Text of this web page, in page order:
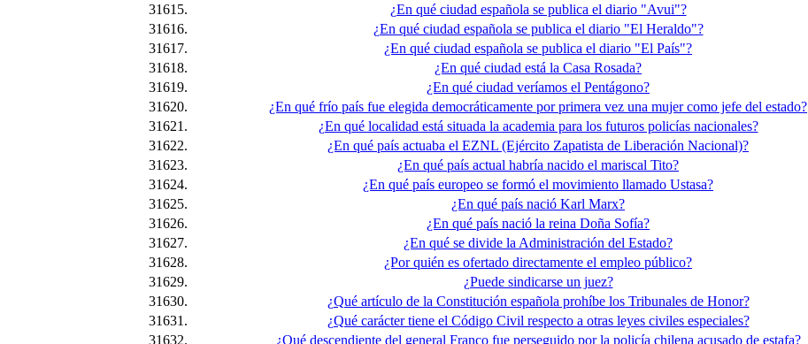
31615.
¿En qué ciudad española se publica el diario "Avui"?
31616.
¿En qué ciudad española se publica el diario "El Heraldo"?
31617.
¿En qué ciudad española se publica el diario "El País"?
31618.
¿En qué ciudad está la Casa Rosada?
31619.
¿En qué ciudad veríamos el Pentágono?
31620.
¿En qué frío país fue elegida democráticamente por primera vez una mujer como jefe del estado?
31621.
¿En qué localidad está situada la academia para los futuros policías nacionales?
31622.
¿En qué país actuaba el EZNL (Ejército Zapatista de Liberación Nacional)?
31623.
¿En qué país actual habría nacido el mariscal Tito?
31624.
¿En qué país europeo se formó el movimiento llamado Ustasa?
31625.
¿En qué país nació Karl Marx?
31626.
¿En qué país nació la reina Doña Sofía?
31627.
¿En qué se divide la Administración del Estado?
31628.
¿Por quién es ofertado directamente el empleo público?
31629.
¿Puede sindicarse un juez?
31630.
¿Qué artículo de la Constitución española prohíbe los Tribunales de Honor?
31631.
¿Qué carácter tiene el Código Civil respecto a otras leyes civiles especiales?
31632.
¿Qué descendiente del general Franco fue perseguido por la policía chilena acusado de estafa?